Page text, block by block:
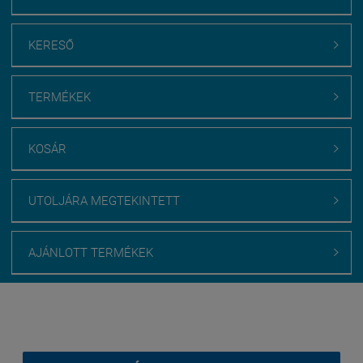
KERESŐ 
TERMÉKEK 
KOSÁR 
UTOLJÁRA MEGTEKINTETT 
AJÁNLOTT TERMÉKEK 